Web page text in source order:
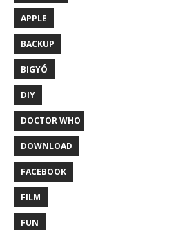
APPLE
BACKUP
BIGYÓ
DIY
DOCTOR WHO
DOWNLOAD
FACEBOOK
FILM
FUN